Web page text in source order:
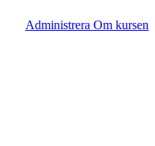
Administrera Om kursen